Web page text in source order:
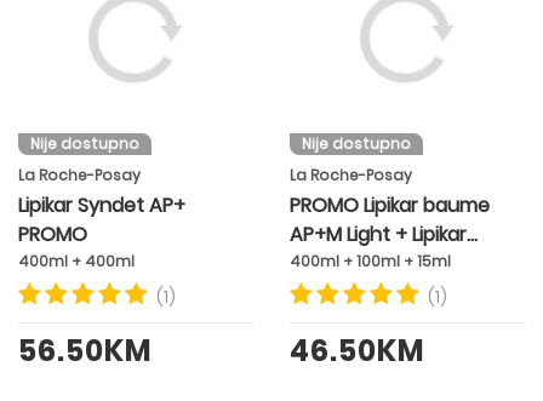
Nije dostupno
La Roche-Posay
Lipikar Syndet AP+
PROMO
400ml + 400ml
(1)
56.50KM
Nije dostupno
La Roche-Posay
PROMO Lipikar baume
AP+M Light + Lipikar
sindet AP + Cicaplast
baume B5
400ml + 100ml + 15ml
(1)
46.50KM